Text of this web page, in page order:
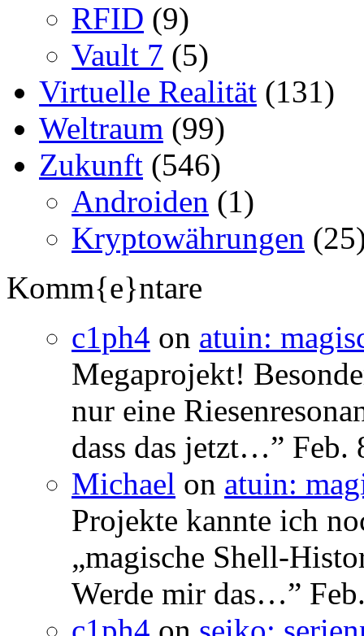
RFID (9)
Vault 7 (5)
Virtuelle Realität (131)
Weltraum (99)
Zukunft (546)
Androiden (1)
Kryptowährungen
Komm{e}ntare
c1ph4 on atuin:
Megaprojekt!
nur eine
dass das jetzt…” Feb.
Michael on atuin:
Projekte kannte ich
„magische Shell-
Werde mir das…”